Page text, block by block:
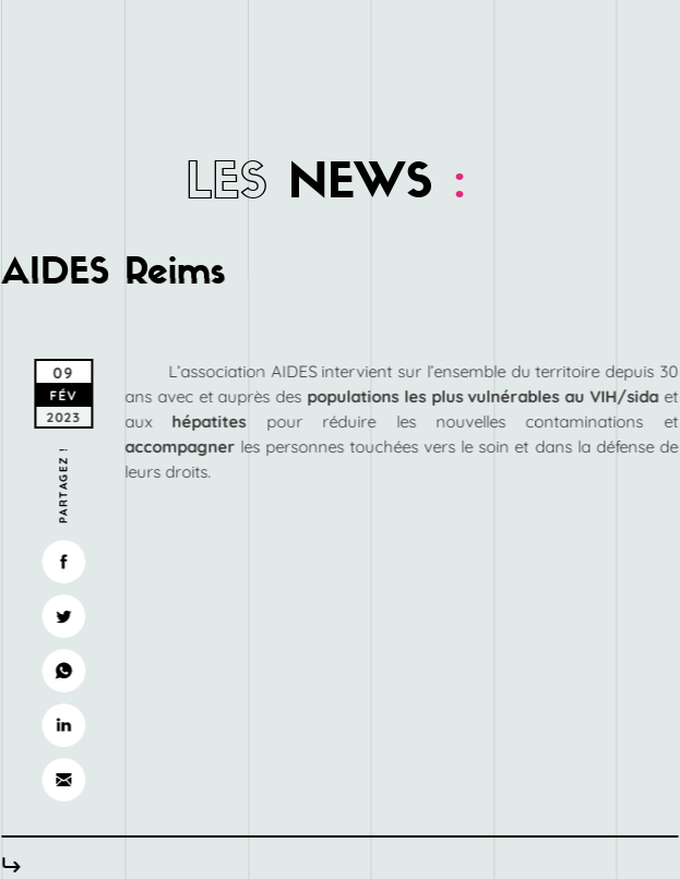
LES NEWS :
AIDES Reims
L’association AIDES intervient sur l’ensemble du territoire depuis 30
ans avec et auprès des populations les plus vulnérables au VIH/sidaet
aux hépatites pour réduire les nouvelles contaminations et
accompagner les personnes touchées vers le soin et dans la défense de
leurs droits.
09
FÉV
2023
PARTAGEZ !